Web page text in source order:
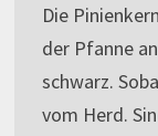
Die
der Pfanne
schwarz.
vom Herd.